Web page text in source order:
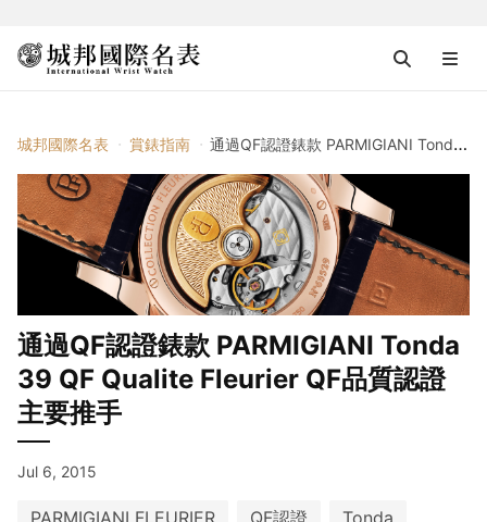
城邦國際名表 賞錶指南 通過QF認證錶款 PARMIGIANI Tonda 39 QF Qualite Fleurier QF品質認證主要推手
通過QF認證錶款 PARMIGIANI Tonda
39 QF Qualite Fleurier QF品質認證
主要推手
Jul 6, 2015
PARMIGIANI FLEURIER QF認證
Tonda